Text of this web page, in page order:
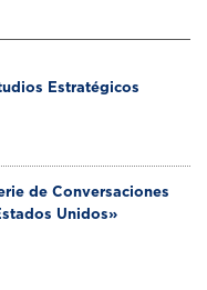
Estratégicos
de Conversaciones
Unidos»